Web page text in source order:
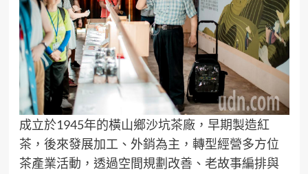
成立於1945年的橫山鄉沙坑茶廠，早期製造紅
茶，後來發展加工、外銷為主，轉型經營多方位
茶產業活動，透過空間規劃改善、老故事編排與